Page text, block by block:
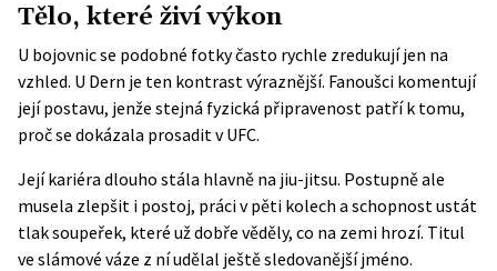
Tělo, které živí výkon
U bojovnic se podobné fotky často rychle zredukují jen na
vzhled. U Dern je ten kontrast výraznější. Fanoušci komentují
její postavu, jenže stejná fyzická připravenost patří k tomu,
proč se dokázala prosadit v UFC.
Její kariéra dlouho stála hlavně na jiu-jitsu. Postupně ale
musela zlepšit i postoj, práci v pěti kolech a schopnost ustát
tlak soupeřek, které už dobře věděly, co na zemi hrozí. Titul
ve slámové váze z ní udělal ještě sledovanější jméno.